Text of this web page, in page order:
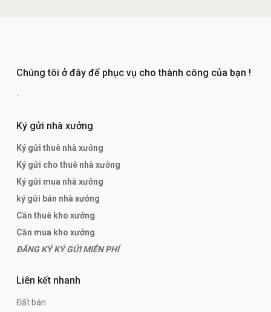
Chúng tôi ở đây để phục vụ cho thành công của bạn !
-
Ký gửi nhà xưởng
Ký gửi thuê nhà xưởng
Ký gửi cho thuê nhà xưởng
Ký gửi mua nhà xưởng
ký gửi bán nhà xưởng
Cần thuê kho xưởng
Cần mua kho xưởng
ĐĂNG KÝ KÝ GỬI MIỄN PHÍ
Liên kết nhanh
Đất bán